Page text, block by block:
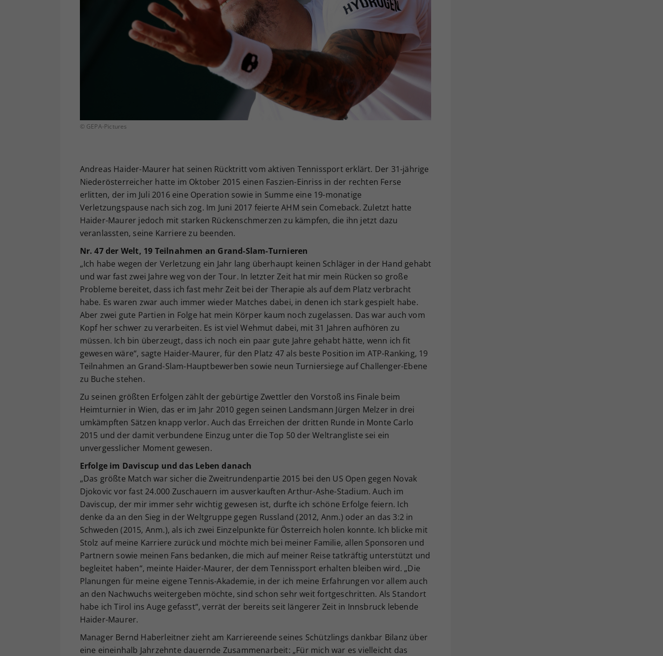
© GEPA-Pictures
Andreas Haider-Maurer hat seinen Rücktritt vom aktiven Tennissport erklärt. Der 31-jährige
Niederösterreicher hatte im Oktober 2015 einen Faszien-Einriss in der rechten Ferse
erlitten, der im Juli 2016 eine Operation sowie in Summe eine 19-monatige
Verletzungspause nach sich zog. Im Juni 2017 feierte AHM sein Comeback. Zuletzt hatte
Haider-Maurer jedoch mit starken Rückenschmerzen zu kämpfen, die ihn jetzt dazu
veranlassten, seine Karriere zu beenden.
Nr. 47 der Welt, 19 Teilnahmen an Grand-Slam-Turnieren
„Ich habe wegen der Verletzung ein Jahr lang überhaupt keinen Schläger in der Hand gehabt
und war fast zwei Jahre weg von der Tour. In letzter Zeit hat mir mein Rücken so große
Probleme bereitet, dass ich fast mehr Zeit bei der Therapie als auf dem Platz verbracht
habe. Es waren zwar auch immer wieder Matches dabei, in denen ich stark gespielt habe.
Aber zwei gute Partien in Folge hat mein Körper kaum noch zugelassen. Das war auch vom
Kopf her schwer zu verarbeiten. Es ist viel Wehmut dabei, mit 31 Jahren aufhören zu
müssen. Ich bin überzeugt, dass ich noch ein paar gute Jahre gehabt hätte, wenn ich fit
gewesen wäre“, sagte Haider-Maurer, für den Platz 47 als beste Position im ATP-Ranking, 19
Teilnahmen an Grand-Slam-Hauptbewerben sowie neun Turniersiege auf Challenger-Ebene
zu Buche stehen.
Zu seinen größten Erfolgen zählt der gebürtige Zwettler den Vorstoß ins Finale beim
Heimturnier in Wien, das er im Jahr 2010 gegen seinen Landsmann Jürgen Melzer in drei
umkämpften Sätzen knapp verlor. Auch das Erreichen der dritten Runde in Monte Carlo
2015 und der damit verbundene Einzug unter die Top 50 der Weltrangliste sei ein
unvergesslicher Moment gewesen.
Erfolge im Daviscup und das Leben danach
„Das größte Match war sicher die Zweitrundenpartie 2015 bei den US Open gegen Novak
Djokovic vor fast 24.000 Zuschauern im ausverkauften Arthur-Ashe-Stadium. Auch im
Daviscup, der mir immer sehr wichtig gewesen ist, durfte ich schöne Erfolge feiern. Ich
denke da an den Sieg in der Weltgruppe gegen Russland (2012, Anm.) oder an das 3:2 in
Schweden (2015, Anm.), als ich zwei Einzelpunkte für Österreich holen konnte. Ich blicke mit
Stolz auf meine Karriere zurück und möchte mich bei meiner Familie, allen Sponsoren und
Partnern sowie meinen Fans bedanken, die mich auf meiner Reise tatkräftig unterstützt und
begleitet haben“, meinte Haider-Maurer, der dem Tennissport erhalten bleiben wird. „Die
Planungen für meine eigene Tennis-Akademie, in der ich meine Erfahrungen vor allem auch
an den Nachwuchs weitergeben möchte, sind schon sehr weit fortgeschritten. Als Standort
habe ich Tirol ins Auge gefasst“, verrät der bereits seit längerer Zeit in Innsbruck lebende
Haider-Maurer.
Manager Bernd Haberleitner zieht am Karriereende seines Schützlings dankbar Bilanz über
eine eineinhalb Jahrzehnte dauernde Zusammenarbeit: „Für mich war es vielleicht das
Ihrer vorgenommen Einstellungen, falls der
Webseiten-Betreiber dies eingestellt hat.